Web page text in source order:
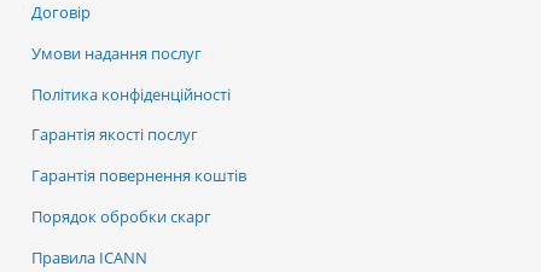
Договір
Умови надання послуг
Політика конфіденційності
Гарантія якості послуг
Гарантія повернення коштів
Порядок обробки скарг
Правила ICANN